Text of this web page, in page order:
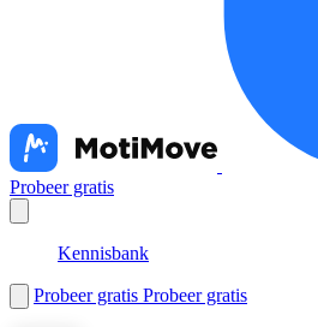
Probeer gratis
FrançaisKennisbank
Probeer gratis Probeer gratis